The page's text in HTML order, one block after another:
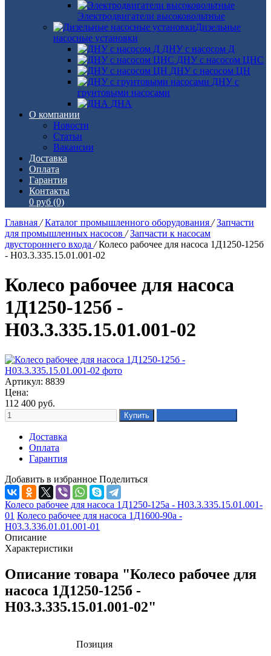
Электродвигатели высоковольтные
Дизельные
насосные установки
ДНУ с насосом Д
ДНУ с насосом ЦНС
ДНУ с насосом ЦН
ДНУ с
грунтовыми насосами
ДНА
О компании
Новости
Статьи
Вакансии
Доставка
Оплата
Гарантия
Контакты
0 руб (0)
Главная / Каталог промышленного оборудования / Запчасти
для промышленных насосов / Запчасти к насосам
двустороннего входа / Колесо рабочее для насоса 1Д1250-125б
- Н03.3.335.15.01.001-02
Колесо рабочее для насоса
1Д1250-125б -
Н03.3.335.15.01.001-02
Артикул: 8839
Цена:
112 400 руб.
Доставка
Оплата
Гарантия
Добавить в избранное Поделиться
Колесо рабочее для насоса 1Д1250-125а - Н03.3.335.15.01.001-
01 Колесо рабочее для насоса 1Д1600-90а -
Н03.3.336.01.01.001-01
Описание
Характеристики
Описание товара "Колесо рабочее для
насоса 1Д1250-125б -
Н03.3.335.15.01.001-02"
Позиция